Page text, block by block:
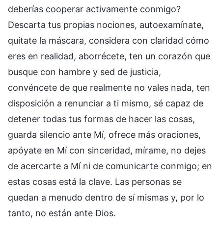
deberías cooperar activamente conmigo?
Descarta tus propias nociones, autoexamínate,
quítate la máscara, considera con claridad cómo
eres en realidad, aborrécete, ten un corazón que
busque con hambre y sed de justicia,
convéncete de que realmente no vales nada, ten
disposición a renunciar a ti mismo, sé capaz de
detener todas tus formas de hacer las cosas,
guarda silencio ante Mí, ofrece más oraciones,
apóyate en Mí con sinceridad, mírame, no dejes
de acercarte a Mí ni de comunicarte conmigo; en
estas cosas está la clave. Las personas se
quedan a menudo dentro de sí mismas y, por lo
tanto, no están ante Dios.